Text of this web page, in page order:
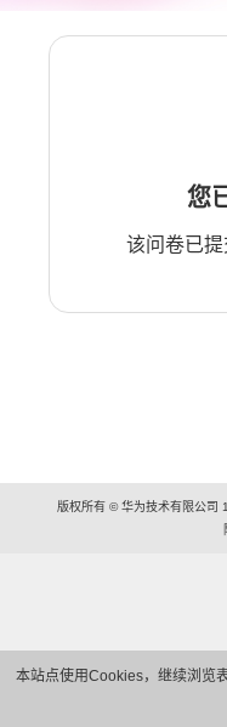
本站点使用Cookies，继续浏览
您
该问卷已提
版权所有 © 华为技术有限公司